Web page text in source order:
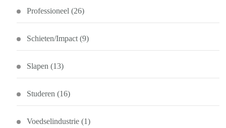
Professioneel (26)
Schieten/Impact (9)
Slapen (13)
Studeren (16)
Voedselindustrie (1)